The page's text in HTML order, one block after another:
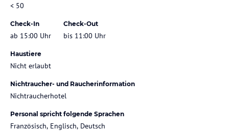
< 50
Check-In
ab 15:00 Uhr
Check-Out
bis 11:00 Uhr
Haustiere
Nicht erlaubt
Nichtraucher- und Raucherinformation
Nichtraucherhotel
Personal spricht folgende Sprachen
Französisch, Englisch, Deutsch